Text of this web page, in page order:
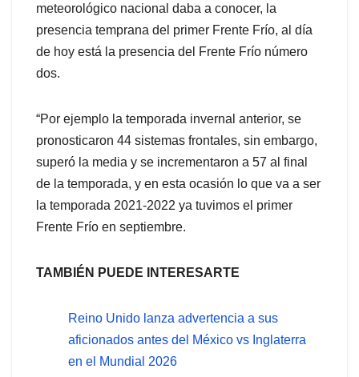
meteorológico nacional daba a conocer, la
presencia temprana del primer Frente Frío, al día
de hoy está la presencia del Frente Frío número
dos.
“Por ejemplo la temporada invernal anterior, se
pronosticaron 44 sistemas frontales, sin embargo,
superó la media y se incrementaron a 57 al final
de la temporada, y en esta ocasión lo que va a ser
la temporada 2021-2022 ya tuvimos el primer
Frente Frío en septiembre.
TAMBIÉN PUEDE INTERESARTE
Reino Unido lanza advertencia a sus
aficionados antes del México vs Inglaterra
en el Mundial 2026